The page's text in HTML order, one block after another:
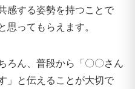
感する姿勢を持つことで
思ってもらえます。
ろん、普段から「〇〇さん
」と伝えることが大切で